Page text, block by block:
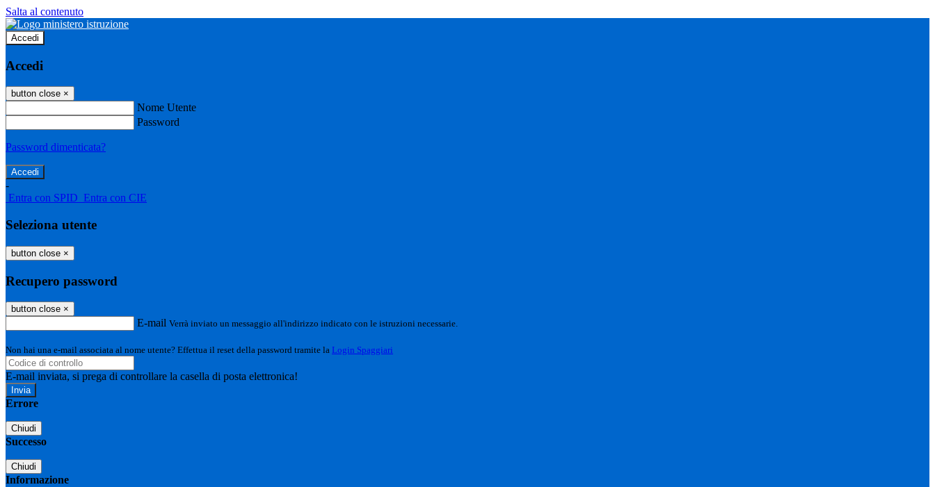
Salta al contenuto
Accedi
Accedi
button close ×
Nome Utente
Password
Password dimenticata?
-
Entra con SPID Entra con CIE
Seleziona utente
button close ×
Recupero password
button close ×
E-mail Verrà inviato un messaggio all'indirizzo indicato con le istruzioni necessarie.
Non hai una e-mail associata al nome utente? Effettua il reset della password tramite la Login Spaggiari
E-mail inviata, si prega di controllare la casella di posta elettronica!
Errore
Chiudi
Successo
Chiudi
Informazione